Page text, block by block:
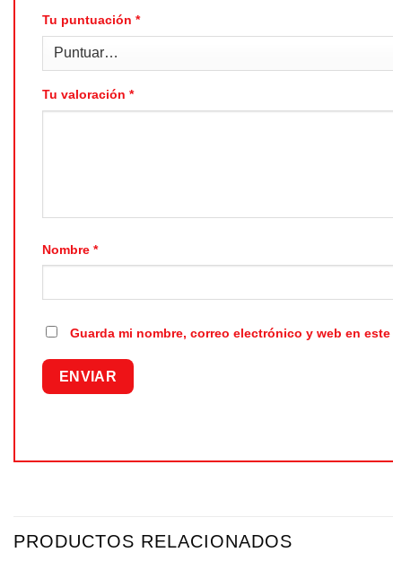
Tu puntuación *
Tu valoración *
Nombre *
Guarda mi nombre, correo electrónico y web en
PRODUCTOS RELACIONADOS